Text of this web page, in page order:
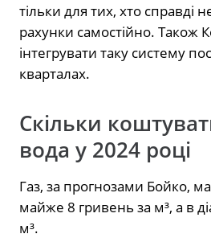
тільки для тих, хто справді
рахунки самостійно. Також
інтегрувати таку систему
кварталах.
Скільки
вода у 2024 році
Газ, за прогнозами Бойко,
майже 8 гривень за м³, а в
м³.